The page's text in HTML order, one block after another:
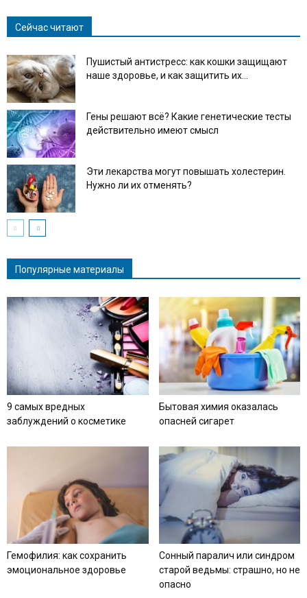
Сейчас читают
Пушистый антистресс: как кошки защищают
наше здоровье, и как защитить их...
Гены решают всё? Какие генетические тесты
действительно имеют смысл
Эти лекарства могут повышать холестерин.
Нужно ли их отменять?
Популярные материалы
9 самых вредных
заблуждений о косметике
Бытовая химия оказалась
опасней сигарет
Гемофилия: как сохранить
эмоциональное здоровье
Сонный паралич или синдром
старой ведьмы: страшно, но не
опасно